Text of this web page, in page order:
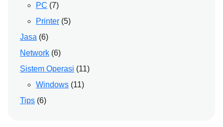
PC (7)
Printer (5)
Jasa (6)
Network (6)
Sistem Operasi (11)
Windows (11)
Tips (6)